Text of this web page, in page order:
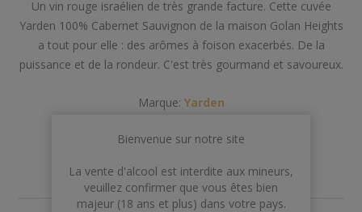
Un vin rouge israélien de très grande facture. Cette cuvée
Yarden 100% Cabernet Sauvignon de la maison Golan Heights
a tout pour elle : des arômes à foison exacerbés. De la
puissance et de la rondeur. C'est très gourmand et savoureux.
Marque: Yarden
Bienvenue sur notre site
La vente d'alcool est interdite aux mineurs,
veuillez confirmer que vous êtes bien
majeur (18 ans et plus) dans votre pays.